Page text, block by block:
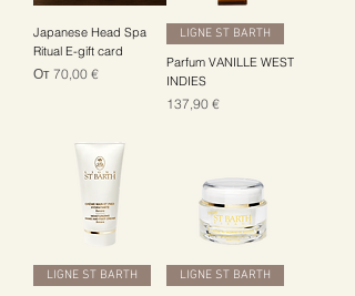
Japanese Head Spa
Ritual E-gift card
От 70,00 €
Цена со скидкой
LIGNE ST BARTH
Parfum VANILLE WEST
INDIES
Цена
137,90 €
LIGNE ST BARTH LIGNE ST BARTH